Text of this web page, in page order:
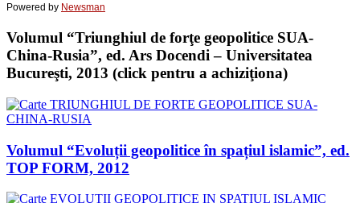
Powered by Newsman
Volumul “Triunghiul de forţe geopolitice SUA-
China-Rusia”, ed. Ars Docendi – Universitatea
Bucureşti, 2013 (click pentru a achiziţiona)
Volumul “Evoluții geopolitice în spațiul islamic”, ed.
TOP FORM, 2012